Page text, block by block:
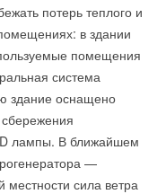
потерь теплого и
в здании
помещения
система
здание оснащено
лампы. В ближайшем
—
местности сила ветра